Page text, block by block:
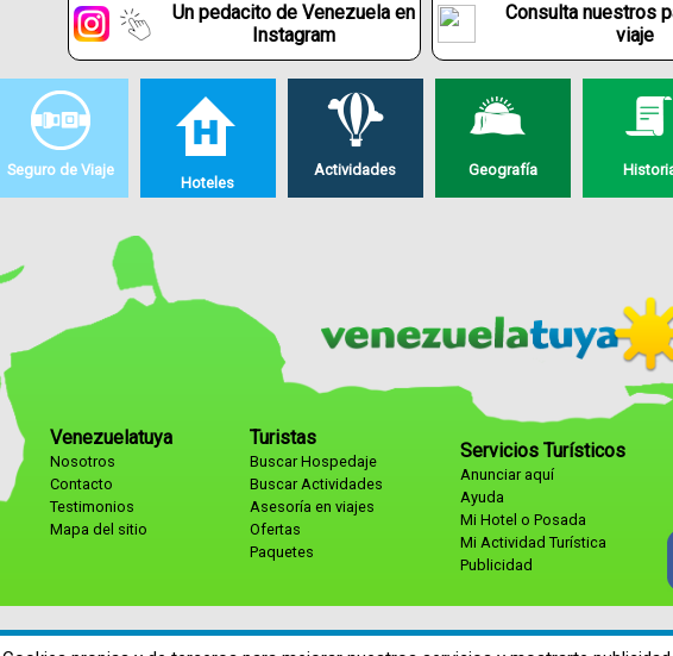
Un pedacito de Venezuela en
Instagram
Consulta nuestros
viaje
Seguro de Viaje
Hoteles
Actividades Geografía
Venezuelatuya
Nosotros
Contacto
Testimonios
Mapa del sitio
Turistas
Buscar Hospedaje
Buscar Actividades
Asesoría en viajes
Ofertas
Paquetes
Servicios Turísticos
Anunciar aquí
Ayuda
Mi Hotel o Posada
Mi Actividad Turística
Publicidad